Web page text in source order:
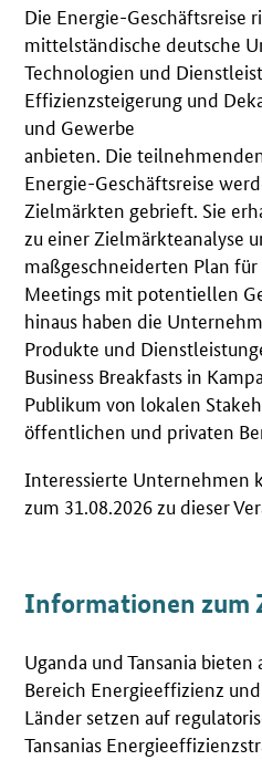
Die Energie-Geschäftsreise
mittelständische deutsche
Technologien und
Effizienzsteigerung und
und Gewerbe
anbieten. Die
Energie-Geschäftsreise
Zielmärkten gebrieft. Sie
zu einer Zielmärkteanalyse
maßgeschneiderten Plan für
Meetings mit potentiellen
hinaus haben die
Produkte und
Business Breakfasts in
Publikum von lokalen
öffentlichen und privaten
Interessierte Unternehmen
zum 31.08.2026 zu dieser
Informationen zum
Uganda und Tansania
Bereich Energieeffizienz
Länder setzen auf
Tansanias